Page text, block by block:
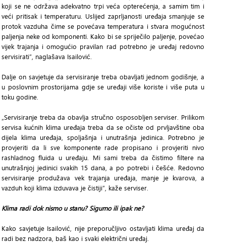
koji se ne održava adekvatno trpi veća opterećenja, a samim tim i
veći pritisak i temperaturu. Uslijed zaprljanosti uređaja smanjuje se
protok vazduha čime se povećava temperatura i stvara mogućnost
paljenja neke od komponenti. Kako bi se spriječilo paljenje, povećao
vijek trajanja i omogućio pravilan rad potrebno je uređaj redovno
servisirati“, naglašava Isailović.
Dalje on savjetuje da servisiranje treba obavljati jednom godišnje, a
u poslovnim prostorijama gdje se uređaji više koriste i više puta u
toku godine.
„Servisiranje treba da obavlja stručno osposobljen serviser. Prilikom
servisa kućnih klima uređaja treba da se očiste od prvljavštine oba
dijela klima uređaja, spoljašnja i unutrašnja jedinica. Potrebno je
provjeriti da li sve komponente rade propisano i provjeriti nivo
rashladnog fluida u uređaju. Mi sami treba da čistimo filtere na
unutrašnjoj jedinici svakih 15 dana, a po potrebi i češće. Redovno
servisiranje produžava vek trajanja uređaja, manje je kvarova, a
vazduh koji klima izduvava je čistiji“, kaže serviser.
Klima radi dok nismo u stanu? Sigurno ili ipak ne?
Kako savjetuje Isailović, nije preporučljivo ostavljati klima uređaj da
radi bez nadzora, baš kao i svaki električni uređaj.